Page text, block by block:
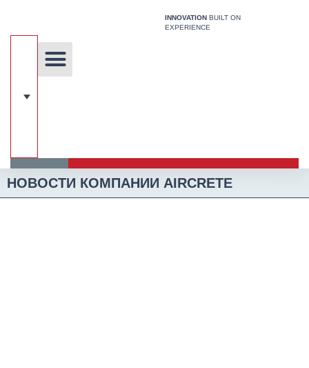
содержимому
INNOVATION BUILT ON
EXPERIENCE
НОВОСТИ КОМПАНИИ AIRCRETE